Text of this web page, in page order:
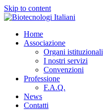
Skip to content
Home
Associazione
Organi istituzionali
I nostri servizi
Convenzioni
Professione
F.A.Q.
News
Contatti